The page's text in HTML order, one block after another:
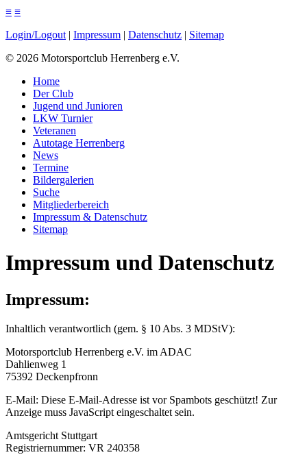
≡ ≡
Login/Logout | Impressum | Datenschutz | Sitemap
© 2026 Motorsportclub Herrenberg e.V.
Home
Der Club
Jugend und Junioren
LKW Turnier
Veteranen
Autotage Herrenberg
News
Termine
Bildergalerien
Suche
Mitgliederbereich
Impressum & Datenschutz
Sitemap
Impressum und Datenschutz
Impressum:
Inhaltlich verantwortlich (gem. § 10 Abs. 3 MDStV):
Motorsportclub Herrenberg e.V. im ADAC
Dahlienweg 1
75392 Deckenpfronn
E-Mail: Diese E-Mail-Adresse ist vor Spambots geschützt! Zur
Anzeige muss JavaScript eingeschaltet sein.
Amtsgericht Stuttgart
Registriernummer: VR 240358